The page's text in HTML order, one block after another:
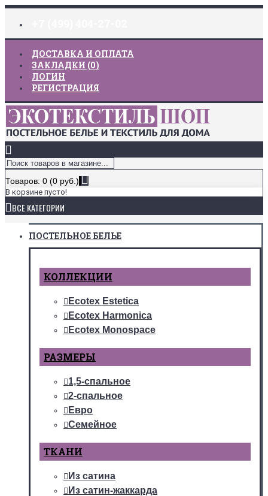
ДОСТАВКА И ОПЛАТА
ЗАКЛАДКИ (0)
ЛОГИН
РЕГИСТРАЦИЯ
Товаров: 0 (0 руб.)
В корзине пусто!
ВСЕ КАТЕГОРИИ
ПОСТЕЛЬНОЕ БЕЛЬЕ
КОЛЛЕКЦИИ
Ecotex Estetica
Ecotex Harmonica
Ecotex Monospace
РАЗМЕРЫ
1,5-спальное
2-спальное
Евро
Семейное
ТКАНИ
Из сатина
Из сатин-жаккарда